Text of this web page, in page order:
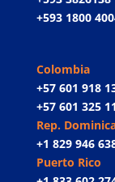
+593 1800
Colombia
+57 601 918
+57 601 325
Rep.
+1 829 946
Puerto Rico